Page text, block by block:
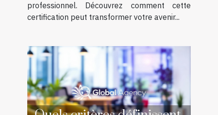
professionnel. Découvrez comment cette
certification peut transformer votre avenir...